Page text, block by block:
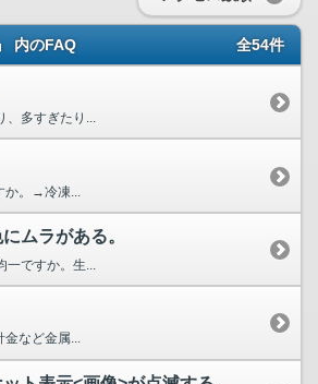
内のFAQ 全54件
、多すぎたり...
か。→冷凍...
ムラがある。
一ですか。生...
金など金属...